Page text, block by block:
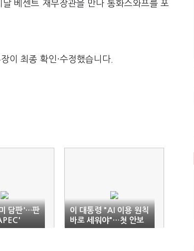
베센트 재무장관을 만나 통화스와프를 포
이 최종 확인·수정했습니다.
담판'…판
이 대통령 "AI 이용 원칙
바로 세워야"…첫 안보
리 주재